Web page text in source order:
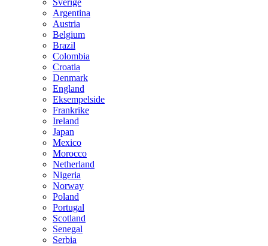
Argentina
Austria
Belgium
Brazil
Colombia
Croatia
Denmark
England
Eksempelside
Frankrike
Ireland
Japan
Mexico
Morocco
Netherland
Nigeria
Norway
Poland
Portugal
Scotland
Senegal
Serbia